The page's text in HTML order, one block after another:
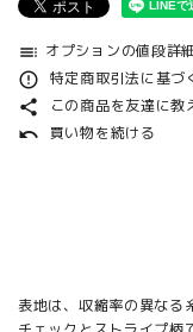
toc オプションの値段詳細
error_outline 特定商取引法に基づ
share この商品を友達に教
undo 買い物を続ける
表地は、収縮率の異なる